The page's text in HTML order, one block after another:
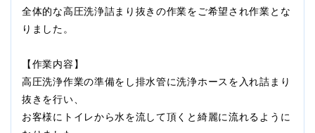
全体的な高圧洗浄詰まり抜きの作業をご希望され作業とな
りました。
【作業内容】
高圧洗浄作業の準備をし排水管に洗浄ホースを入れ詰まり
抜きを行い、
お客様にトイレから水を流して頂くと綺麗に流れるように